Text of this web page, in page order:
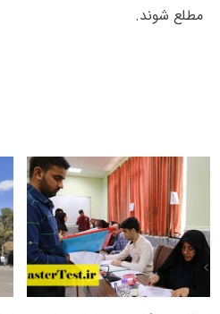
مطلع شوند.